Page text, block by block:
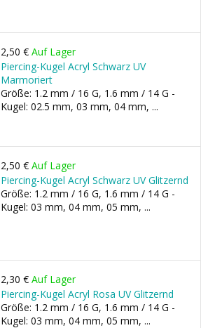
2,50 € Auf Lager
Piercing-Kugel Acryl Schwarz UV
Marmoriert
Größe: 1.2 mm / 16 G, 1.6 mm / 14 G -
Kugel: 02.5 mm, 03 mm, 04 mm, ...
2,50 € Auf Lager
Piercing-Kugel Acryl Schwarz UV Glitzernd
Größe: 1.2 mm / 16 G, 1.6 mm / 14 G -
Kugel: 03 mm, 04 mm, 05 mm, ...
2,30 € Auf Lager
Piercing-Kugel Acryl Rosa UV Glitzernd
Größe: 1.2 mm / 16 G, 1.6 mm / 14 G -
Kugel: 03 mm, 04 mm, 05 mm, ...